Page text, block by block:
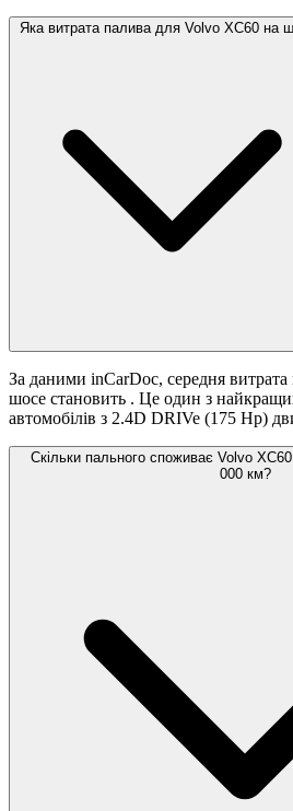
Яка витрата палива для Volvo XC60 на
За даними inCarDoc, середня
шосе становить . Це один з
автомобілів з 2.4D DRIVe (175 Hp)
Скільки пального споживає Volvo
000 км?